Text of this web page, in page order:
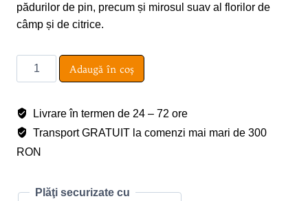
pădurilor de pin, precum și mirosul suav al florilor de
câmp și de citrice.
Cantitate
Tealight
Adaugă în coș
Livrare în termen de 24 – 72 ore
Transport GRATUIT la comenzi mai mari de 300
RON
Plăţi securizate cu